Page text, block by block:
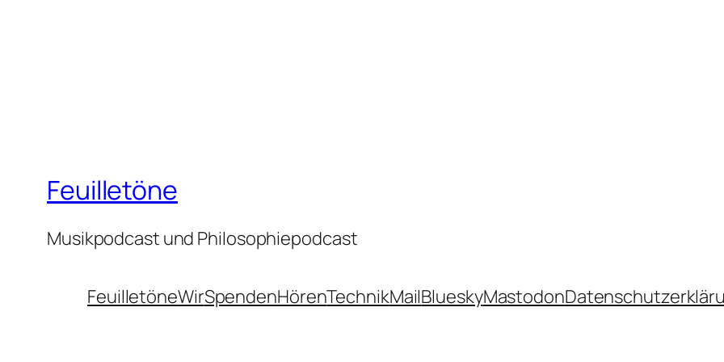
Feuilletöne
Musikpodcast und Philosophiepodcast
FeuilletöneWirSpendenHörenTechnikMailBlueskyMastodon